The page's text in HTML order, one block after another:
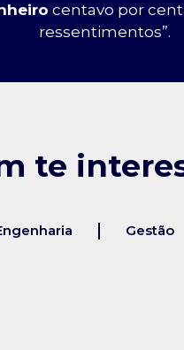
centavo por
ressentimentos”.
te
Gestão